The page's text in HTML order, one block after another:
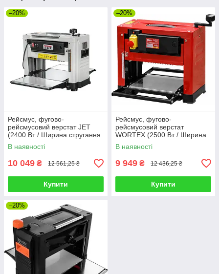
–20%
Рейсмус, фугово-
рейсмусовий верстат JET
(2400 Вт / Ширина стругання
340 мм / Глибина стругання
0-3мм)
В наявності
10 049 ₴ 12 561,25 ₴
Купити
–20%
Рейсмус, фугово-
рейсмусовий верстат
WORTEX (2500 Вт / Ширина
стругання 340 мм / Глибина
стругання 0-3мм)
В наявності
9 949 ₴ 12 436,25 ₴
Купити
–20%